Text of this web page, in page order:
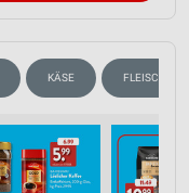
KÄSE FLEISCH &